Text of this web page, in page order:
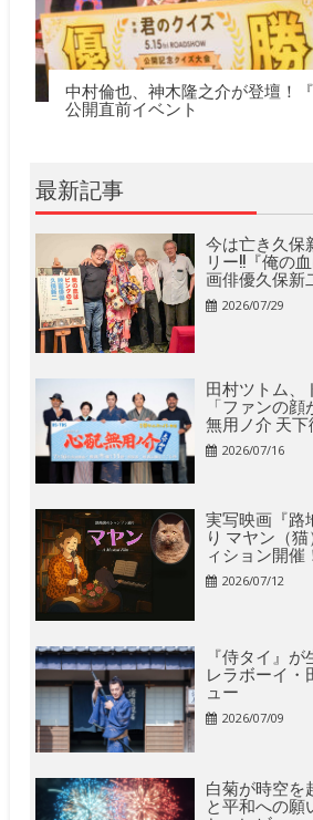
中村倫也、神木隆之介が登壇！
公開直前イベント
最新記事
今は亡き久保
リー!!『俺の
画俳優久保新
2026/07/29
田村ツトム、
「ファンの顔
無用ノ介 天
2026/07/16
実写映画『路
り マヤン（
ィション開催
2026/07/12
『侍タイ』
レラボーイ・
ュー
2026/07/09
白菊が時空を
と平和への願